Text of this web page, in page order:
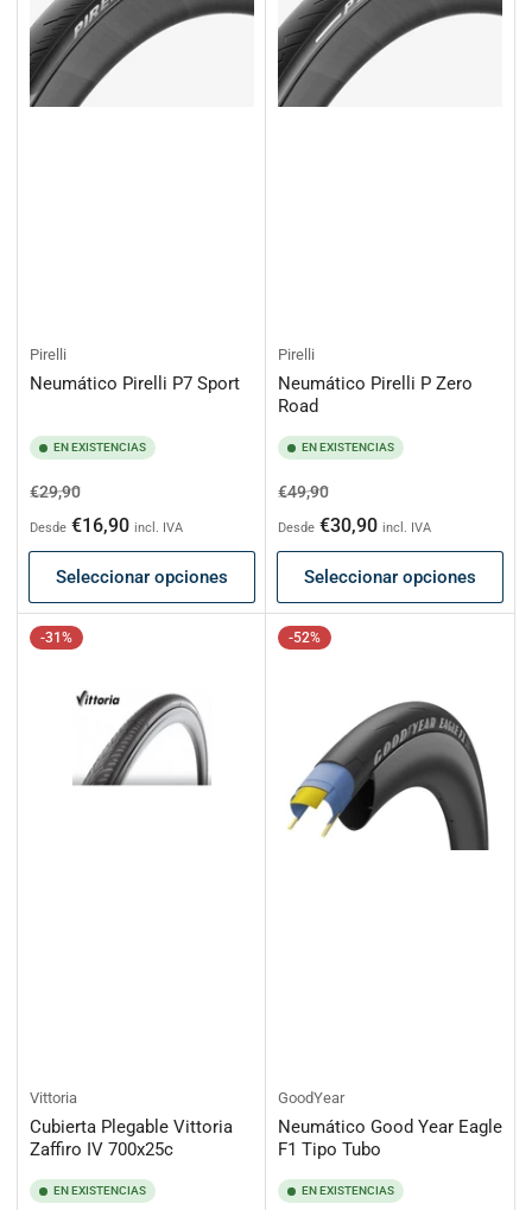
Pirelli
Neumático Pirelli P7 Sport
EN EXISTENCIAS
Precio
habitual
€29,90Precio
de
oferta
Desde €16,90 incl. IVA
Seleccionar opciones
Pirelli
Neumático Pirelli P Zero
Road
EN EXISTENCIAS
Precio
habitual
€49,90Precio
de
oferta
Desde €30,90 incl. IVA
Seleccionar opciones
-31%
Vittoria
Cubierta Plegable Vittoria
Zaffiro IV 700x25c
EN EXISTENCIAS
-52%
GoodYear
Neumático Good Year Eagle
F1 Tipo Tubo
EN EXISTENCIAS